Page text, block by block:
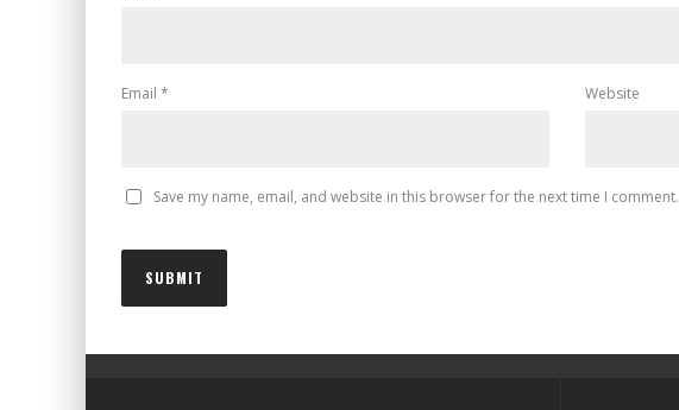
Email * Website
Save my name, email, and website in this browser for the next time I comment.